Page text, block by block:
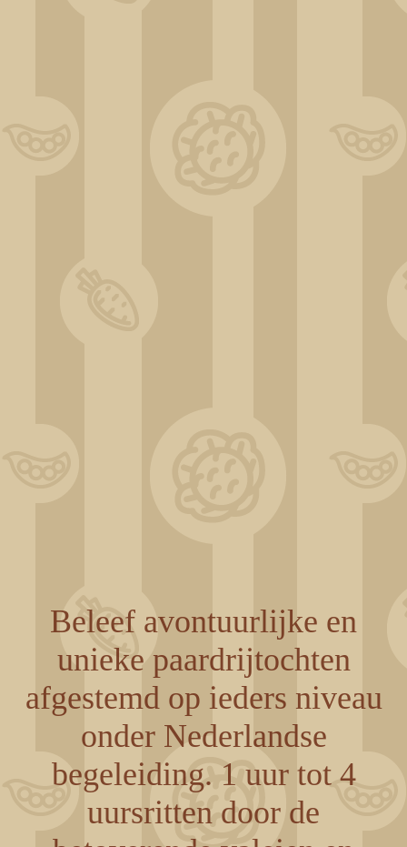
Beleef avontuurlijke en
unieke paardrijtochten
afgestemd op ieders niveau
onder Nederlandse
begeleiding. 1 uur tot 4
uursritten door de